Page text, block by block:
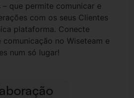
que permite comunicar e
com os seus Clientes
plataforma. Conecte
comunicação no Wiseteam e
num só lugar!